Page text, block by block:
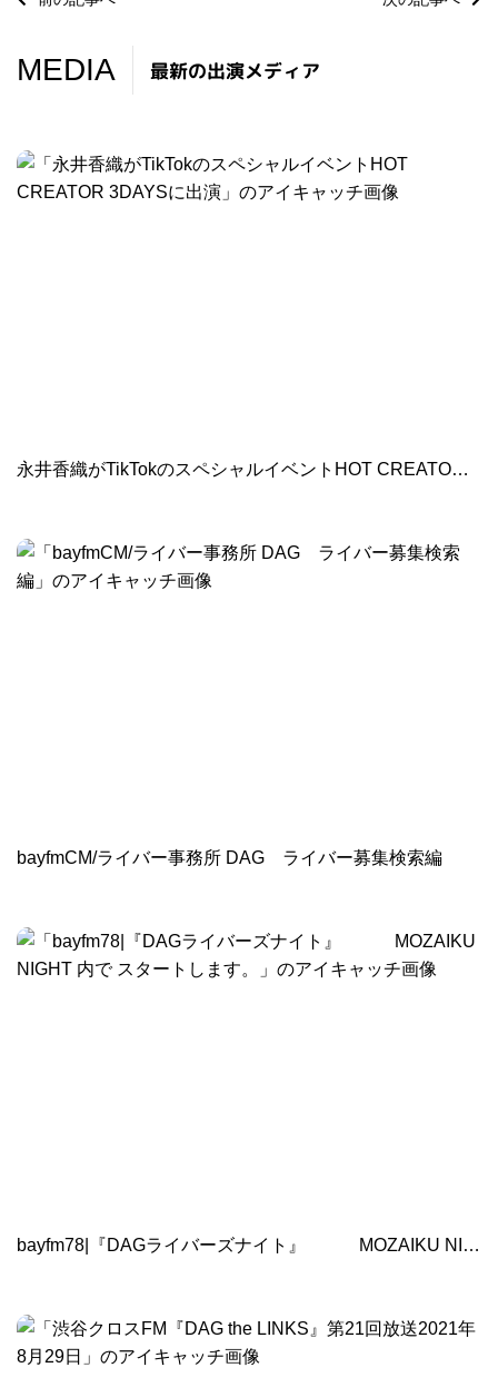
MEDIA 最新の出演メディア
永井香織がTikTokのスペシャルイベントHOT CREATOR 3DAYSに出演
bayfmCM/ライバー事務所 DAG ライバー募集検索編
bayfm78|『DAGライバーズナイト』 MOZAIKU NIGHT 内で スタートします。